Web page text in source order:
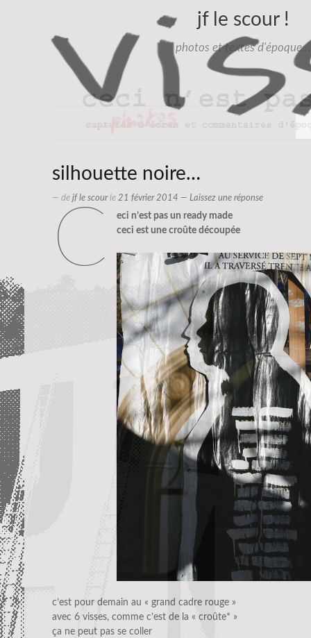
jf le scour !
photos et textes d'époque…
silhouette noire…
— de jf le scourle 21 février 2014 — Laissez une réponse
c
eci n’est pas un ready made
ceci est une croûte découpée
c’est pour demain au « grand cadre rouge »
avec 6 visses, comme c’est de la « croûte* »
ça ne peut pas se coller